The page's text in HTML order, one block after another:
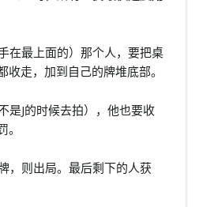
在最上面的）那个人，要把桌
收走，加到自己的牌堆底部。
是J的时候去拍），他也要收
，则出局。最后剩下的人获